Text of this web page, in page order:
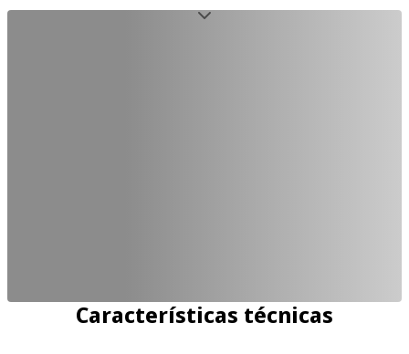
Características técnicas